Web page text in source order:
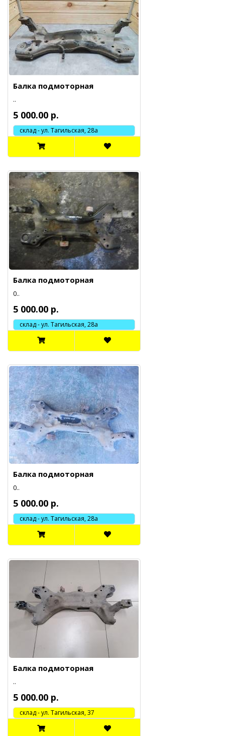
Балка подмоторная
..
5 000.00 р.
склад - ул. Тагильская, 28а
Балка подмоторная
0..
5 000.00 р.
склад - ул. Тагильская, 28а
Балка подмоторная
0..
5 000.00 р.
склад - ул. Тагильская, 28а
Балка подмоторная
..
5 000.00 р.
cклад - ул. Тагильская, 37